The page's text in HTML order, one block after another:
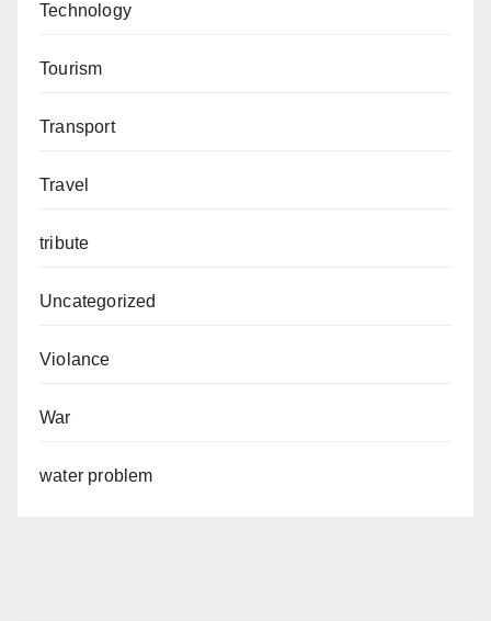
Technology
Tourism
Transport
Travel
tribute
Uncategorized
Violance
War
water problem